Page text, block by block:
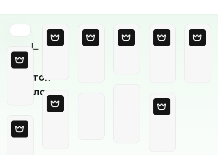
Пустой
шаблон